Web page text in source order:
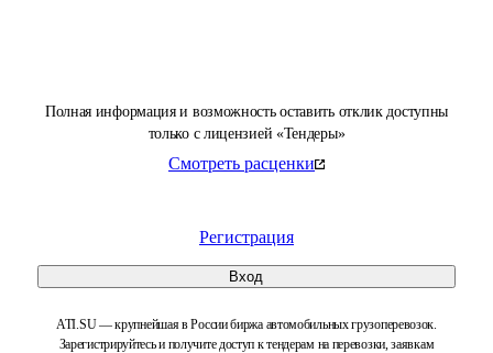
Полная информация и возможность оставить отклик доступны
только с лицензией «Тендеры»
Смотреть расценки
Регистрация
Вход
ATI.SU — крупнейшая в России биржа автомобильных грузоперевозок.
Зарегистрируйтесь и получите доступ к тендерам на перевозки, заявкам